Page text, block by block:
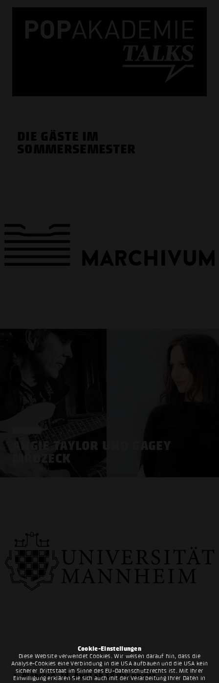
Cookie-Einstellungen
Diese Website verwendet Cookies. Wir weisen darauf hin, dass die
Analyse-Cookies eine Verbindung in die USA aufbauen und die USA kein
sicherer Drittstaat im Sinne des EU-Datenschutzrechts ist. Mit Ihrer
Einwilligung erklären Sie sich auch mit der Verarbeitung Ihrer Daten in
DIE GÄSTE IM
SOMMERSEMESTER
ANGIE TAYLOR UND GAGEY
MROZECK
Dienstag, 14. April ab 18 Uhr an der